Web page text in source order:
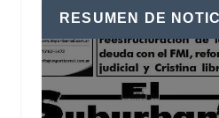
RESUMEN DE
Reproductor
de
vídeo